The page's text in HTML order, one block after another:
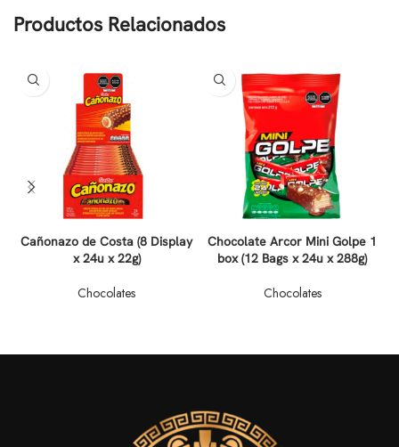
Productos Relacionados
Cañonazo de Costa (8 Display
x 24u x 22g)
Chocolates
Chocolate Arcor Mini Golpe 1
box (12 Bags x 24u x 288g)
Chocolates